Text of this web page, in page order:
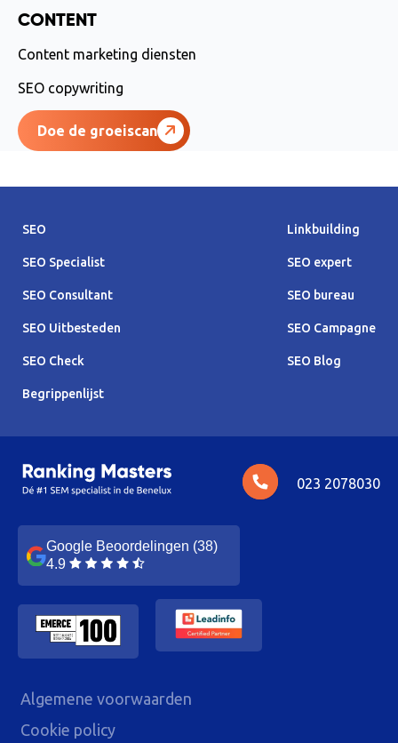
CONTENT
Content marketing diensten
SEO copywriting
Doe de groeiscan
SEO Linkbuilding
SEO Specialist SEO expert
SEO Consultant SEO bureau
SEO Uitbesteden SEO Campagne
SEO Check SEO Blog
Begrippenlijst
023 2078030
Google Beoordelingen (38)
4.9
Algemene voorwaarden
Cookie policy